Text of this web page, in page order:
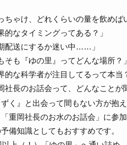
ちゃけ、どれくらいの量を飲めば
的なタイミングってある？」
配送にするか迷い中……」
そも『ゆの里』ってどんな場所？」
的な科学者が注目してるって本当
社長のお話会って、どんなことが
ずく』と出会って間もない方が抱
重岡社長のお水のお話会」に参
備知識としてもおすすめです。